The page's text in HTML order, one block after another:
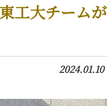
工大チームが
2024.01.10